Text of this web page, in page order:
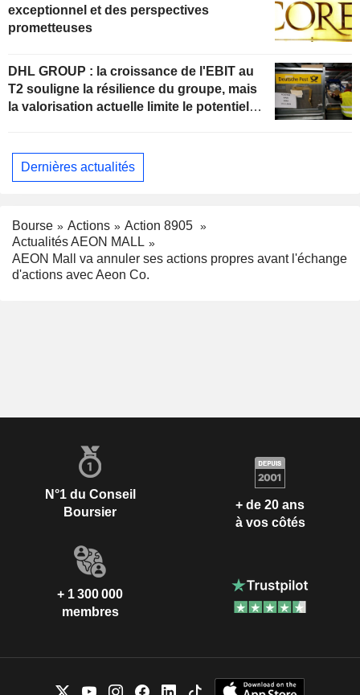
exceptionnel et des perspectives
prometteuses
DHL GROUP : la croissance de l'EBIT au
T2 souligne la résilience du groupe, mais
la valorisation actuelle limite le potentiel
Dernières actualités
Bourse Actions
Action 8905
Actualités AEON MALL
AEON Mall va annuler ses actions propres avant l'échange
d'actions avec Aeon Co.
N°1 du Conseil
Boursier
+ de 20 ans
à vos côtés
+ 1 300 000
membres